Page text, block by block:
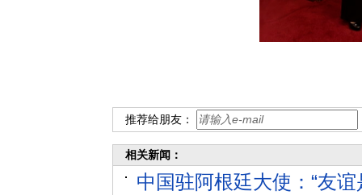
推荐给朋友：
相关新闻：
中国驻阿根廷大使：“友